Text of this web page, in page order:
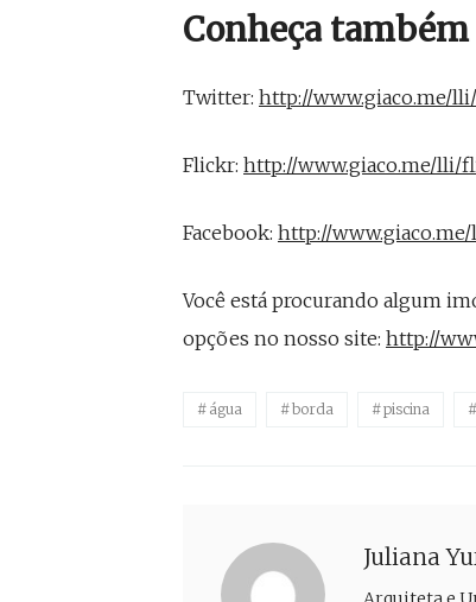
Conheça
Twitter: http://www.giaco.me/
Flickr: http://www.giaco.me/lli/
Facebook: http://
Você está procurando algum
opções no nosso site: http://
água borda piscina
Juliana